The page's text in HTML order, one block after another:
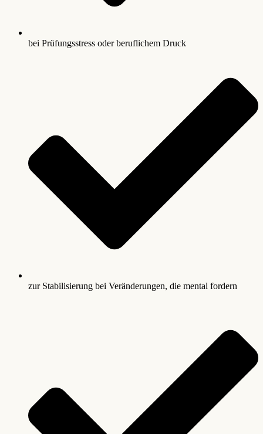
bei Prüfungsstress oder beruflichem Druck
zur Stabilisierung bei Veränderungen, die mental fordern